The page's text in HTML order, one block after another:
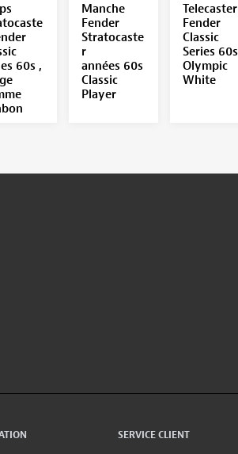
60s ,
Manche
Fender
Stratocaste
r
années 60s
Classic
Player
Telecaster
Fender
Classic
Series
Olympic
White
SERVICE CLIENT